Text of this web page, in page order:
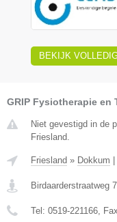
BEKIJK
GRIP Fysiotherapie en
Niet gevestigd in de
Friesland.
Friesland » Dokkum
Birdaarderstraatweg
Tel: 0519-221166,